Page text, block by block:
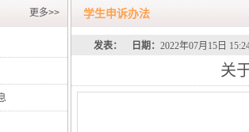
更多>> 学生申诉办法
发表： 日期： 2022年07月15日
关